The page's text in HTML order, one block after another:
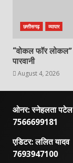
छत्तीसगढ़ व्यापार
“वोकल फॉर लोकल”
पारवानी
August 4, 2026
ओनर: स्नेहलता पटेल
7566699181
एडिटर: ललित यादव
7693947100